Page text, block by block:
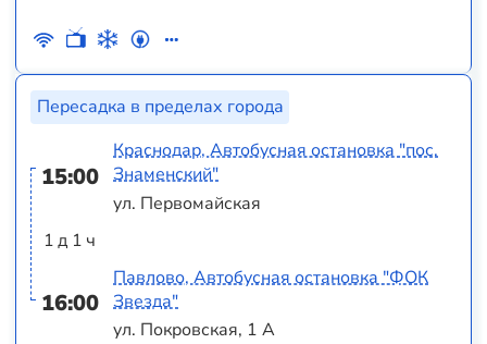
Пересадка в пределах города
15:00
1 д 1 ч
16:00
Краснодар, Автобусная остановка "пос.
Знаменский"
ул. Первомайская
Павлово, Автобусная остановка "ФОК
Звезда"
ул. Покровская, 1 А